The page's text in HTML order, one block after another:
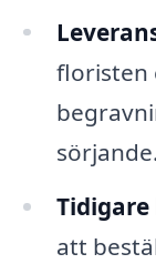
floristen
sörjande.
att